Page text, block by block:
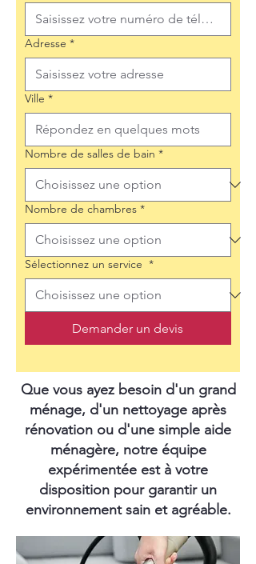
Adresse *
Ville *
Nombre de salles de bain *
Nombre de chambres *
Sélectionnez un service *
Demander un devis
Que vous ayez besoin d'un grand
ménage, d'un nettoyage après
rénovation ou d'une simple aide
ménagère, notre équipe
expérimentée est à votre
disposition pour garantir un
environnement sain et agréable.